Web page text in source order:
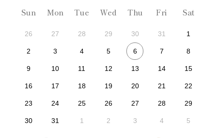
Sun Mon Tue Wed Thu Fri Sat
26 27 28 29 30 31 1
2 3 4 5 6 7 8
9 10 11 12 13 14 15
16 17 18 19 20 21 22
23 24 25 26 27 28 29
30 31 1 2 3 4 5